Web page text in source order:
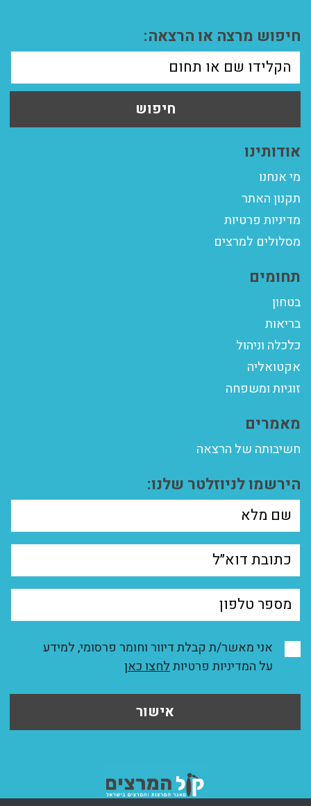
חיפוש מרצה או הרצאה:
חיפוש
אודותינו
מי אנחנו
תקנון האתר
מדיניות פרטיות
מסלולים למרצים
תחומים
בטחון
בריאות
כלכלה וניהול
אקטואליה
זוגיות ומשפחה
מאמרים
חשיבותה של הרצאה
הירשמו לניוזלטר שלנו:
אני מאשר/ת קבלת דיוור וחומר פרסומי, למידע
על המדיניות פרטיותלחצו כאן
אישור